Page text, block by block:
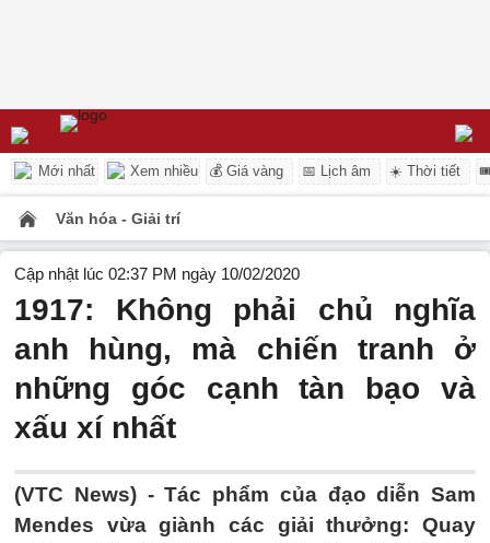
Mới nhất Xem nhiều 💰 Giá vàng 📅 Lịch âm ☀️ Thời tiết
Văn hóa - Giải trí
Cập nhật lúc 02:37 PM ngày 10/02/2020
1917: Không phải chủ nghĩa
anh hùng, mà chiến tranh ở
những góc cạnh tàn bạo và
xấu xí nhất
(VTC News) -Tác phẩm của đạo diễn Sam
Mendes vừa giành các giải thưởng: Quay